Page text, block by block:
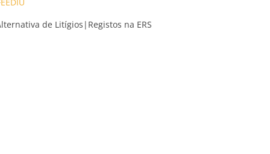
de Litígios | Registos na ERS